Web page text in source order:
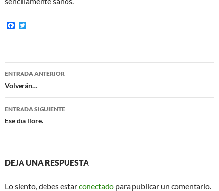
F
o
o
e
r
Navegación
de
entradas
ENTRADA ANTERIOR
Volverán…
ENTRADA SIGUIENTE
Ese día lloré.
DEJA UNA RESPUESTA
Lo siento, debes estarconectado para publicar un comentario.